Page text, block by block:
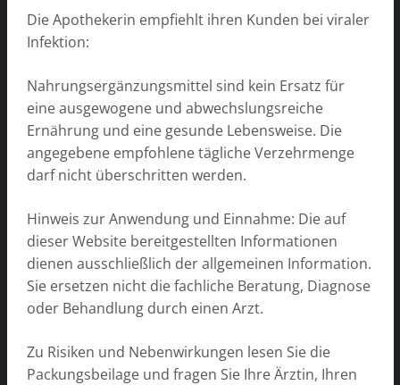
Die Apothekerin empfiehlt ihren Kunden bei viraler
Infektion:
Nahrungsergänzungsmittel sind kein Ersatz für
eine ausgewogene und abwechslungsreiche
Ernährung und eine gesunde Lebensweise. Die
angegebene empfohlene tägliche Verzehrmenge
darf nicht überschritten werden.
Hinweis zur Anwendung und Einnahme: Die auf
dieser Website bereitgestellten Informationen
dienen ausschließlich der allgemeinen Information.
Sie ersetzen nicht die fachliche Beratung, Diagnose
oder Behandlung durch einen Arzt.
Zu Risiken und Nebenwirkungen lesen Sie die
Packungsbeilage und fragen Sie Ihre Ärztin, Ihren